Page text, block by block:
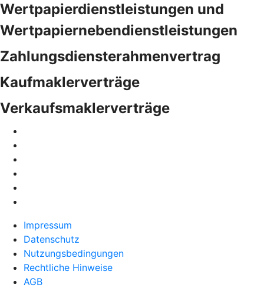
Wertpapierdienstleistungen und
Wertpapiernebendienstleistungen
Zahlungsdiensterahmenvertrag
Kaufmaklerverträge
Verkaufsmaklerverträge
Impressum
Datenschutz
Nutzungsbedingungen
Rechtliche Hinweise
AGB